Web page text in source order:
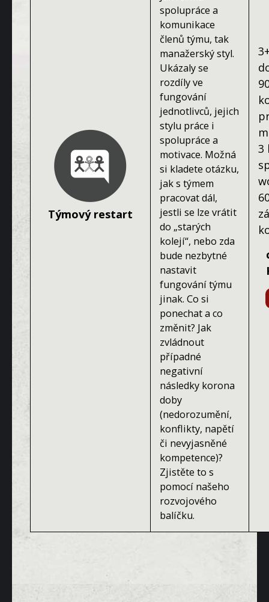
Týmový restart
spolupráce a
komunikace
členů týmu, tak
manažerský styl.
Ukázaly se
rozdíly ve
fungování
jednotlivců, jejich
stylu práce i
spolupráce a
motivace. Možná
si kladete otázku,
jak s týmem
pracovat dál,
jestli se lze vrátit
do „starých
kolejí“, nebo zda
bude nezbytné
nastavit
fungování týmu
jinak. Co si
ponechat a co
změnit? Jak
zvládnout
případné
negativní
následky korona
doby
(nedorozumění,
konflikty, napětí
či nevyjasněné
kompetence)?
Zjistěte to s
pomocí našeho
rozvojového
balíčku.
3